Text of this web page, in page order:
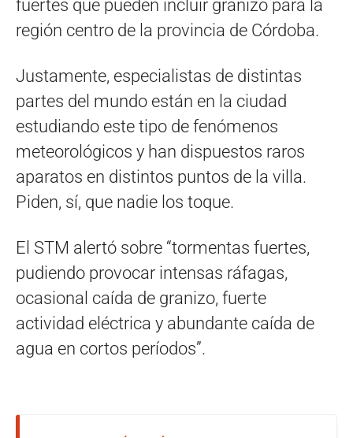
fuertes que pueden incluir granizo para la
región centro de la provincia de Córdoba.
Justamente, especialistas de distintas
partes del mundo están en la ciudad
estudiando este tipo de fenómenos
meteorológicos y han dispuestos raros
aparatos en distintos puntos de la villa.
Piden, sí, que nadie los toque.
El STM alertó sobre “tormentas fuertes,
pudiendo provocar intensas ráfagas,
ocasional caída de granizo, fuerte
actividad eléctrica y abundante caída de
agua en cortos períodos”.